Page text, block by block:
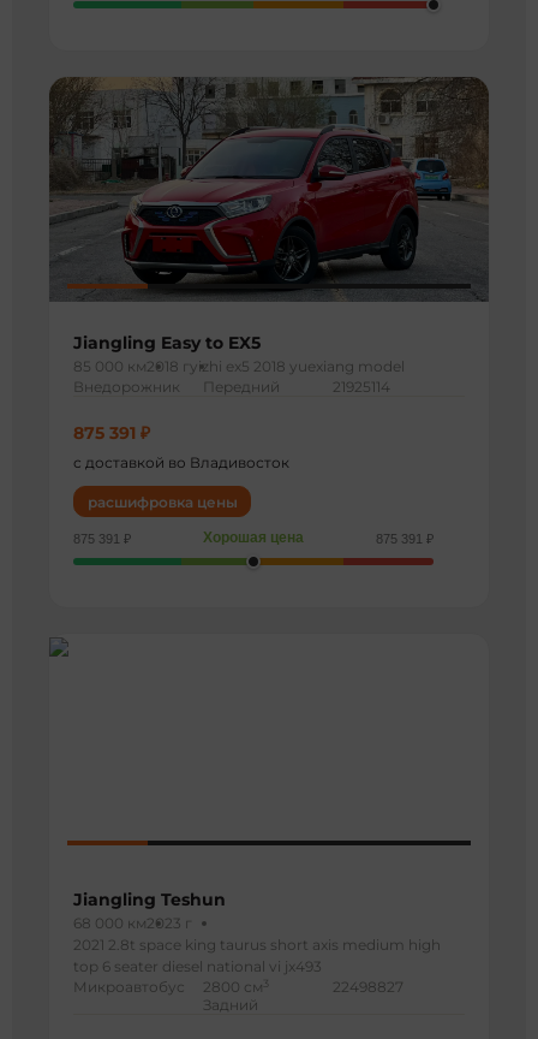
Jiangling Easy to EX5
85 000 км2018 г yizhi ex5 2018 yuexiang model
Внедорожник
Передний 21925114
875 391 ₽
с доставкой во Владивосток
расшифровка цены
875 391 ₽ Хорошая цена 875 391 ₽
Jiangling Teshun
68 000 км2023 г
2021 2.8t space king taurus short axis medium high
top 6 seater diesel national vi jx493
Микроавтобус
2800 см 3
Задний
22498827